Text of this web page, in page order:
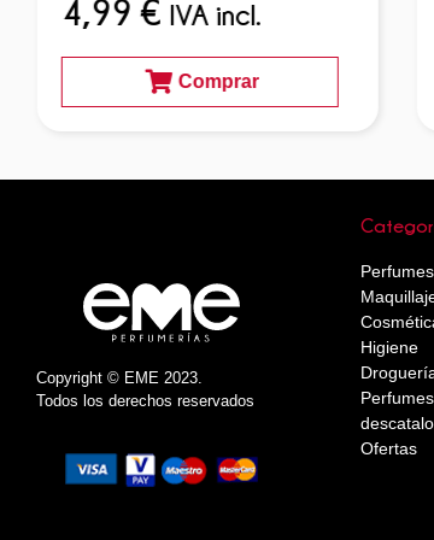
4,99 € IVA incl.
Comprar
Copyright © EME 2023.
Todos los derechos reservados
Perfumes
Higiene
Perfumes
Ofertas